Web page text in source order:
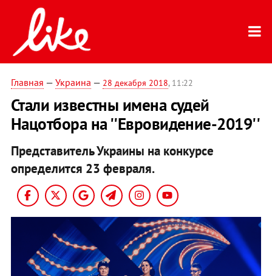
Главная — Украина — 28 декабря 2018, 11:22
Стали известны имена судей
Нацотбора на ''Евровидение-2019''
Представитель Украины на конкурсе
определится 23 февраля.